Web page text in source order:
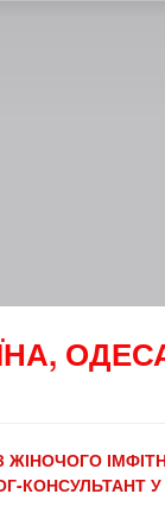
КОНСУЛЬТАНТ